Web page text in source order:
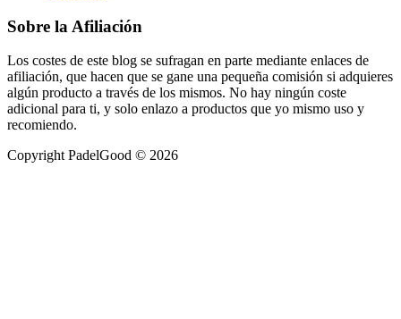
Sobre la Afiliación
Los costes de este blog se sufragan en parte mediante enlaces de
afiliación, que hacen que se gane una pequeña comisión si adquieres
algún producto a través de los mismos. No hay ningún coste
adicional para ti, y solo enlazo a productos que yo mismo uso y
recomiendo.
Copyright PadelGood © 2026